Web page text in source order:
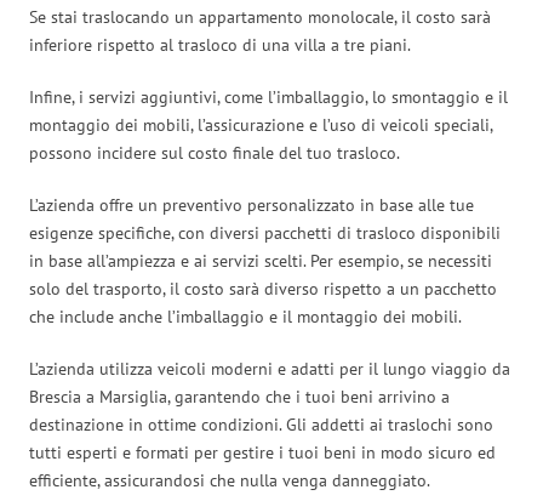
Se stai traslocando un appartamento monolocale, il costo sarà
inferiore rispetto al trasloco di una villa a tre piani.
Infine, i servizi aggiuntivi, come l’imballaggio, lo smontaggio e il
montaggio dei mobili, l’assicurazione e l’uso di veicoli speciali,
possono incidere sul costo finale del tuo trasloco.
L’azienda offre un preventivo personalizzato in base alle tue
esigenze specifiche, con diversi pacchetti di trasloco disponibili
in base all’ampiezza e ai servizi scelti. Per esempio, se necessiti
solo del trasporto, il costo sarà diverso rispetto a un pacchetto
che include anche l’imballaggio e il montaggio dei mobili.
L’azienda utilizza veicoli moderni e adatti per il lungo viaggio da
Brescia a Marsiglia, garantendo che i tuoi beni arrivino a
destinazione in ottime condizioni. Gli addetti ai traslochi sono
tutti esperti e formati per gestire i tuoi beni in modo sicuro ed
efficiente, assicurandosi che nulla venga danneggiato.